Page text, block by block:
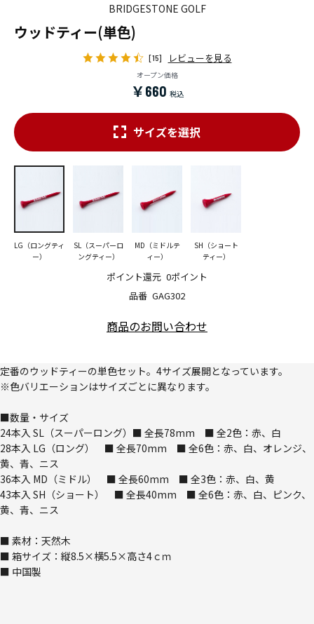
BRIDGESTONE GOLF
ウッドティー(単色)
[15] レビューを見る
オープン価格
￥660
品番 GAG302
ポイント還元 0ポイント
サイズを選択
LG（ロングティ
ー）
SL（スーパーロ
ングティー）
MD（ミドルテ
ィー）
SH（ショート
ティー）
商品のお問い合わせ
定番のウッドティーの単色セット。4サイズ展開となっています。
※色バリエーションはサイズごとに異なります。
■数量・サイズ
24本入 SL（スーパーロング）■ 全長78mm ■ 全2色：赤、白
28本入 LG（ロング） ■ 全長70mm ■ 全6色：赤、白、オレンジ、
黄、青、ニス
36本入 MD（ミドル） ■ 全長60mm ■ 全3色：赤、白、黄
43本入 SH（ショート） ■ 全長40mm ■ 全6色：赤、白、ピンク、
黄、青、ニス
■ 素材：天然木
■ 箱サイズ：縦8.5×横5.5×高さ4ｃｍ
■ 中国製